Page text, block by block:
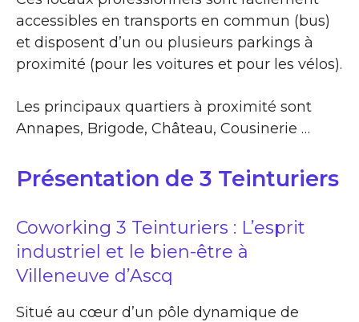
accessibles en transports en commun (bus)
et disposent d’un ou plusieurs parkings à
proximité (pour les voitures et pour les vélos).
Les principaux quartiers à proximité sont
Annapes, Brigode, Château, Cousinerie …
Présentation de 3 Teinturiers
Coworking 3 Teinturiers : L’esprit
industriel et le bien-être à
Villeneuve d’Ascq
Situé au cœur d’un pôle dynamique de